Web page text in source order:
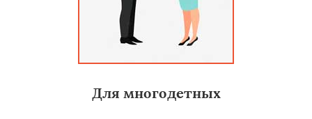
Для многодетных